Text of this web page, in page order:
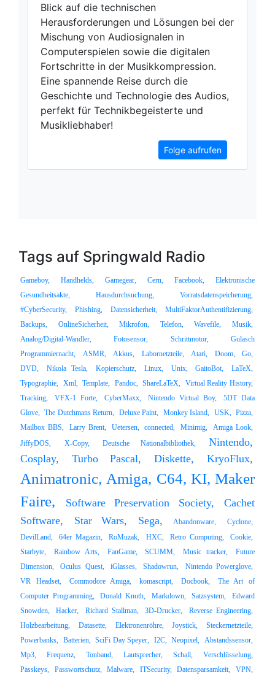
Blick auf die technischen
Herausforderungen und Lösungen bei der
Mischung von Audiosignalen in
Computerspielen sowie die digitalen
Fortschritte in der Musikkompression.
Eine spannende Reise durch die
Geschichte und Technologie des Audios,
perfekt für Technikbegeisterte und
Musikliebhaber!
Folge aufrufen
Tags auf Springwald Radio
Gameboy, Handhelds, Gamegear, Cern, Facebook,
Elektronische
Gesundheitsakte,
Hausdurchsuchung,
Vorratsdatenspeicherung,
#CyberSecurity,
Phishing, Datensicherheit,
MultiFaktorAuthentifizierung,
Backups,
OnlineSicherheit, Mikrofon, Telefon, Wavefile,
Musik,
Analog/Digital-Wandler,
Fotosensor, Schrittmotor,
Gulasch
Programmiernacht,
ASMR, Akkus, Labornetzteile, Atari, Doom,
Go,
DVD,
Nikola Tesla, Kopierschutz, Linux, Unix, GaitoBot,
LaTeX,
Typographie, Xml, Template, Pandoc, ShareLaTeX, Virtual Reality History,
Tracking,
VFX-1 Forte, CyberMaxx, Nintendo Virtual Boy,
5DT Data
Glove, The Dutchmans Return, Deluxe Paint, Monkey Island, USK, Pizza,
Mailbox BBS,
Larry Brent, Uetersen, connected, Minimig,
Amiga Look,
JiffyDOS,
X-Copy, Deutsche Nationalbibliothek,
Nintendo,
Cosplay,
Turbo Pascal, Diskette, KryoFlux,
Animatronic, Amiga, C64, KI, Maker
Faire,
Software Preservation Society,
Cachet
Software,
Star Wars, Sega, Abandonware,
Cyclone,
DevilLand,
64er Magazin, RoMuzak, HXC, Retro Computing,
Cookie,
Starbyte,
Rainbow Arts, FanGame, SCUMM, Music tracker,
Future
Dimension,
Oculus Quest, iGlasses, Shadowrun,
Nintendo Powerglove,
VR Headset,
Commodore Amiga, komascript, Docbook,
The Art of
Computer Programming,
Donald Knuth, Markdown, Satzsystem,
Edward
Snowden,
Hacker, Richard Stallman, 3D-Drucker,
Reverse Engineering,
Holzbearbeitung,
Datasette, Elektronenröhre, Joystick,
Steckernetzteile,
Powerbanks, Batterien, SciFi Day Speyer, I2C, Neopixel, Abstandssensor,
Mp3,
Frequenz, Tonband, Lautsprecher, Schall,
Verschlüsselung,
Passkeys,
Passwortschutz, Malware, ITSecurity, Datensparsamkeit,
VPN,